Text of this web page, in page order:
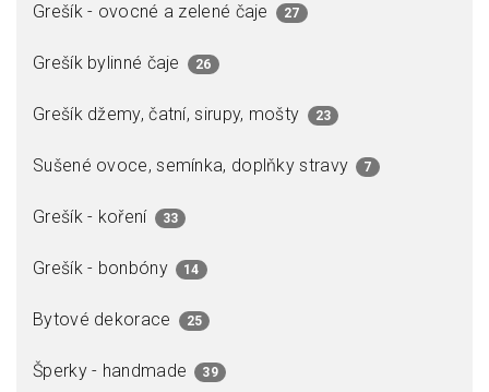
Grešík - ovocné a zelené čaje 27
Grešík bylinné čaje 26
Grešík džemy, čatní, sirupy, mošty 23
Sušené ovoce, semínka, doplňky stravy 7
Grešík - koření 33
Grešík - bonbóny 14
Bytové dekorace 25
Šperky - handmade 39